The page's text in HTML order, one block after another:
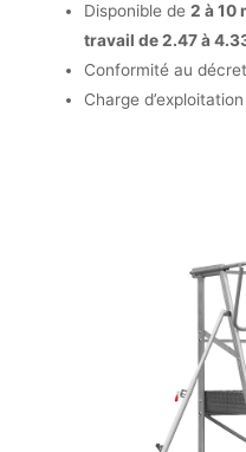
Disponible de2 à 10
travail de 2.47 à
Conformité au
Charge